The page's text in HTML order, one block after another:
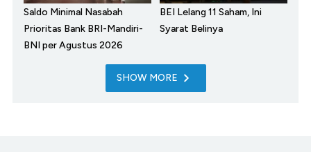
Saldo Minimal Nasabah
Prioritas Bank BRI-Mandiri-
BNI per Agustus 2026
BEI Lelang 11 Saham, Ini
Syarat Belinya
SHOW MORE